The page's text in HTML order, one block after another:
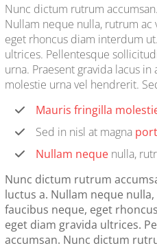
Nunc dictum rutrum
Nullam neque nulla, rutrum
eget rhoncus diam interdum
ultrices. Pellentesque
urna. Praesent gravida lacus
molestie urna vel hendrerit.
Mauris fringilla
Sed in nisl at magna
Nullam neque nulla,
Nunc dictum rutrum
luctus a. Nullam neque
faucibus neque, eget
eget diam gravida ultrices.
accumsan. Nunc dictum